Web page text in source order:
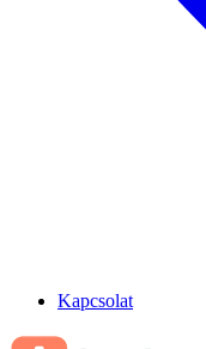
Kapcsolat